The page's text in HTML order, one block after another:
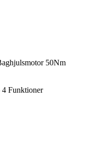
50Nm
Funktioner